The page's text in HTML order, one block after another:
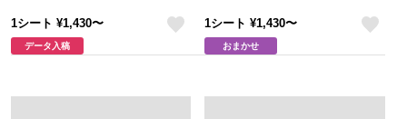
1シート ¥1,430〜
データ入稿
1シート ¥1,430〜
おまかせ